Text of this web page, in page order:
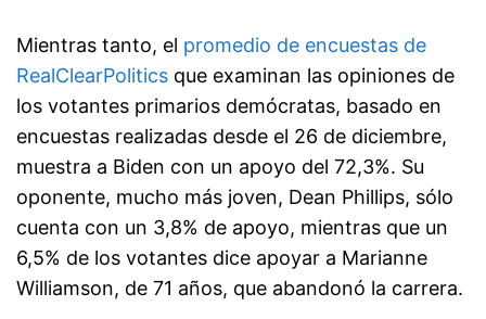
Mientras tanto, el promedio de encuestas de
RealClearPolitics que examinan las opiniones de
los votantes primarios demócratas, basado en
encuestas realizadas desde el 26 de diciembre,
muestra a Biden con un apoyo del 72,3%. Su
oponente, mucho más joven, Dean Phillips, sólo
cuenta con un 3,8% de apoyo, mientras que un
6,5% de los votantes dice apoyar a Marianne
Williamson, de 71 años, que abandonó la carrera.